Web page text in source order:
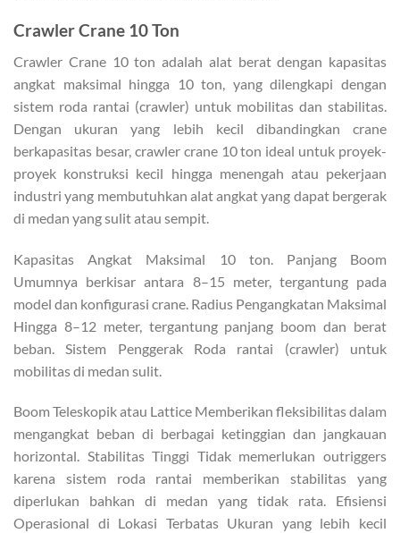
Crawler Crane 10 Ton
Crawler Crane 10 ton adalah alat berat dengan kapasitas
angkat maksimal hingga 10 ton, yang dilengkapi dengan
sistem roda rantai (crawler) untuk mobilitas dan stabilitas.
Dengan ukuran yang lebih kecil dibandingkan crane
berkapasitas besar, crawler crane 10 ton ideal untuk proyek-
proyek konstruksi kecil hingga menengah atau pekerjaan
industri yang membutuhkan alat angkat yang dapat bergerak
di medan yang sulit atau sempit.
Kapasitas Angkat Maksimal 10 ton. Panjang Boom
Umumnya berkisar antara 8–15 meter, tergantung pada
model dan konfigurasi crane. Radius Pengangkatan Maksimal
Hingga 8–12 meter, tergantung panjang boom dan berat
beban. Sistem Penggerak Roda rantai (crawler) untuk
mobilitas di medan sulit.
Boom Teleskopik atau Lattice Memberikan fleksibilitas dalam
mengangkat beban di berbagai ketinggian dan jangkauan
horizontal. Stabilitas Tinggi Tidak memerlukan outriggers
karena sistem roda rantai memberikan stabilitas yang
diperlukan bahkan di medan yang tidak rata. Efisiensi
Operasional di Lokasi Terbatas Ukuran yang lebih kecil